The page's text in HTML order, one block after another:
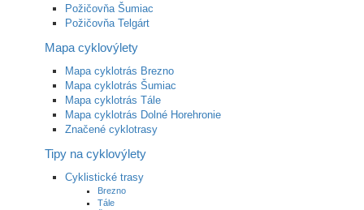
Požičovňa Šumiac
Požičovňa Telgárt
Mapa cyklovýlety
Mapa cyklotrás Brezno
Mapa cyklotrás Šumiac
Mapa cyklotrás Tále
Mapa cyklotrás Dolné Horehronie
Značené cyklotrasy
Tipy na cyklovýlety
Cyklistické trasy
Brezno
Tále